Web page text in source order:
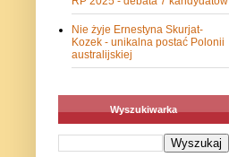
Nie żyje Ernestyna Skurjat-
Kozek - unikalna postać Polonii
australijskiej
Wyszukiwarka